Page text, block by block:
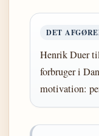
DET
Henrik Duer
forbruger i
motivation: